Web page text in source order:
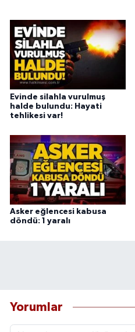
Evinde silahla vurulmuş
halde bulundu: Hayati
tehlikesi var!
Asker eğlencesi kabusa
döndü: 1 yaralı
Yorumlar